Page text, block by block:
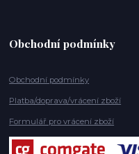
Obchodní podmínky
Obchodní podmínky
Platba/doprava/vrácení zboží
Formulář pro vrácení zboží